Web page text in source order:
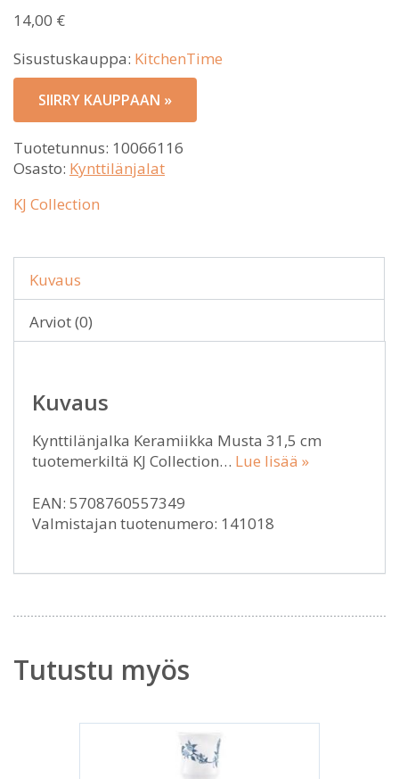
14,00 €
Sisustuskauppa: KitchenTime
SIIRRY KAUPPAAN »
Tuotetunnus: 10066116
Osasto: Kynttilänjalat
KJ Collection
Kuvaus
Arviot (0)
Kuvaus
Kynttilänjalka Keramiikka Musta 31,5 cm
tuotemerkiltä KJ Collection… Lue lisää »
EAN: 5708760557349
Valmistajan tuotenumero: 141018
Tutustu myös